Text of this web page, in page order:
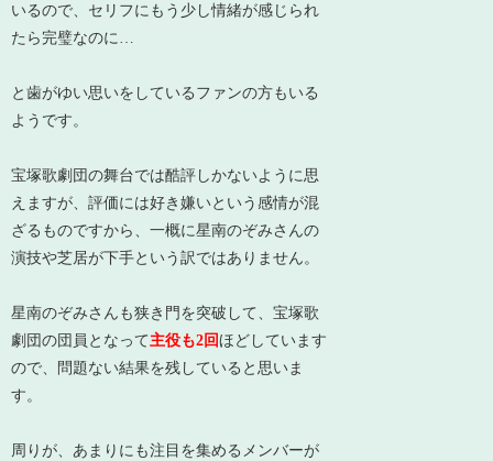
いるので、 セリフにもう少し情緒が感じられ
たら完璧なのに…
と歯がゆい思いをしているファンの方もいる
ようです。
宝塚歌劇団の舞台では酷評しかないように思
えますが、評価には好き嫌いという感情が混
ざるものですから、一概に星南のぞみさんの
演技や芝居が下手という訳ではありません。
星南のぞみさんも狭き門を突破して、宝塚歌
劇団の団員となって主役も2回ほどしています
ので、問題ない結果を残していると思いま
す。
周りが、あまりにも注目を集めるメンバーが